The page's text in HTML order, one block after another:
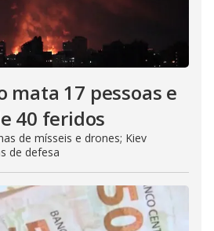
mata 17 pessoas e
40 feridos
de mísseis e drones; Kiev
de defesa